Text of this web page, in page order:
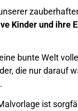
Kinder und ihre
bunte Welt
die nur darauf
ist